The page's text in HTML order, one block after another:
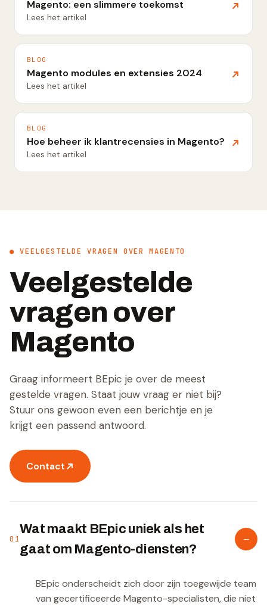
Magento: een slimmere toekomst
Lees het artikel
BLOG
Magento modules en extensies 2024
Lees het artikel
BLOG
Hoe beheer ik klantrecensies in Magento?
Lees het artikel
● VEELGESTELDE VRAGEN OVER MAGENTO
Veelgestelde
vragen over
Magento
Graag informeert BEpic je over de meest
gestelde vragen. Staat jouw vraag er niet bij?
Stuur ons gewoon even een berichtje en je
krijgt een passend antwoord.
Contact
01
Wat maakt BEpic uniek als het
gaat om Magento-diensten?
–
BEpic onderscheidt zich door zijn toegewijde team
van gecertificeerde Magento-specialisten, die niet